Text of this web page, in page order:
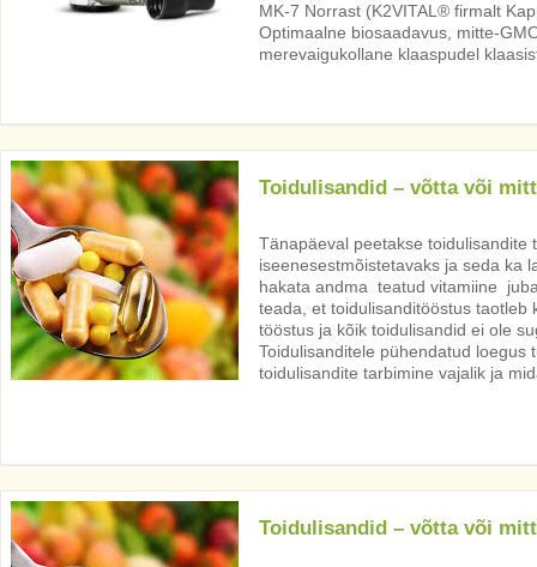
MK-7 Norrast (K2VITAL® firmalt
Optimaalne biosaadavus, mitte-
merevaigukollane klaaspudel
Toidulisandid – võtta või
Tänapäeval peetakse toidulisandite
iseenesestmõistetavaks ja seda ka
hakata andma teatud vitamiine
teada, et toidulisanditööstus taotleb
tööstus ja kõik toidulisandid ei ole
Toidulisanditele pühendatud loegus
toidulisandite tarbimine vajalik ja
Toidulisandid – võtta või